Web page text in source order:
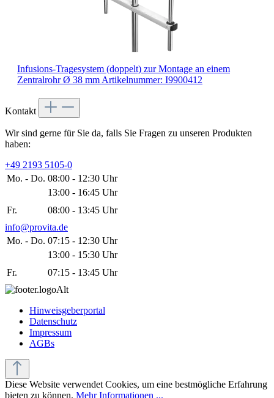
Infusions-Tragesystem (doppelt) zur Montage an einem
Zentralrohr Ø 38 mm Artikelnummer: I9900412
Kontakt
Wir sind gerne für Sie da, falls Sie Fragen zu unseren Produkten
haben:
+49 2193 5105-0
Mo. - Do. 08:00 - 12:30 Uhr
13:00 - 16:45 Uhr
Fr.
08:00 - 13:45 Uhr
info@provita.de
Mo. - Do. 07:15 - 12:30 Uhr
13:00 - 15:30 Uhr
Fr.
07:15 - 13:45 Uhr
Hinweisgeberportal
Datenschutz
Impressum
AGBs
Diese Website verwendet Cookies, um eine bestmögliche Erfahrung
bieten zu können. Mehr Informationen ...